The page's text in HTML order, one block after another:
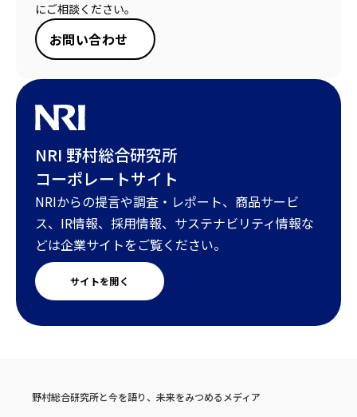
にご相談ください。
お問い合わせ
NRI 野村総合研究所
コーポレートサイト
NRIからの提言や調査・レポート、商品サービ
ス、IR情報、採用情報、サステナビリティ情報な
どは企業サイトをご覧ください。
サイトを開く
野村総合研究所と今を語り、未来をみつめるメディア